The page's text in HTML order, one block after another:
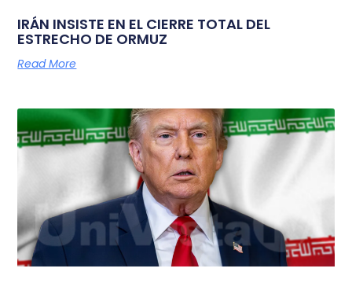
IRÁN INSISTE EN EL CIERRE TOTAL DEL
ESTRECHO DE ORMUZ
Read More